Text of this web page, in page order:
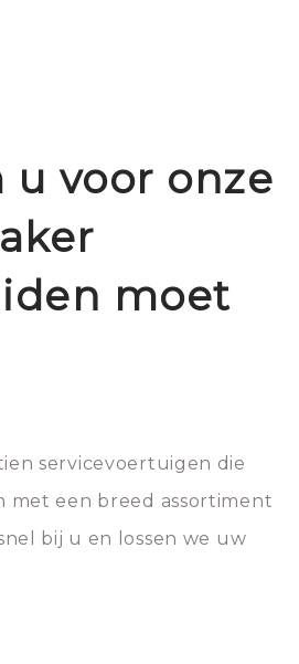
u voor onze
moet
servicevoertuigen die
met een breed assortiment
bij u en lossen we uw